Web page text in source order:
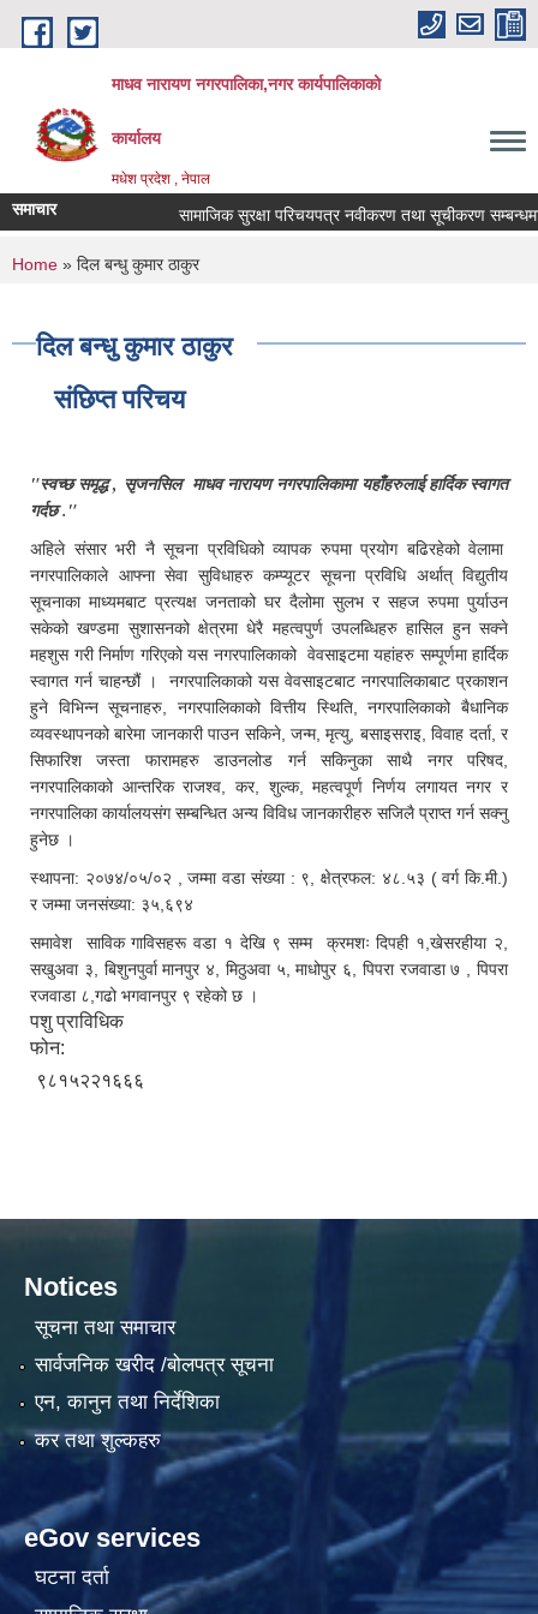
Skip to main content
माधव नारायण नगरपालिका,नगर कार्यपालिकाको
कार्यालय
मधेश प्रदेश , नेपाल
समाचार सामाजिक सुरक्षा परिचयपत्र नवीकरण तथा सूचीकरण सम्बन्धमा
You are here
Home » दिल बन्धु कुमार ठाकुर
दिल बन्धु कुमार ठाकुर
संछिप्त परिचय
"स्वच्छ समृद्ध , सृजनसिल माधव नारायण नगरपालिकामा यहाँहरुलाई हार्दिक स्वागत
गर्दछ ."
अहिले संसार भरी नै सूचना प्रविधिको व्यापक रुपमा प्रयोग बढिरहेको वेलामा
नगरपालिकाले आफ्ना सेवा सुविधाहरु कम्प्यूटर सूचना प्रविधि अर्थात् विद्युतीय
सूचनाका माध्यमबाट प्रत्यक्ष जनताको घर दैलोमा सुलभ र सहज रुपमा पुर्याउन
सकेको खण्डमा सुशासनको क्षेत्रमा धेरै महत्वपुर्ण उपलब्धिहरु हासिल हुन सक्ने
महशुस गरी निर्माण गरिएको यस नगरपालिकाको वेवसाइटमा यहांहरु सम्पूर्णमा हार्दिक
स्वागत गर्न चाहन्छौं । नगरपालिकाको यस वेवसाइटबाट नगरपालिकाबाट प्रकाशन
हुने विभिन्न सूचनाहरु, नगरपालिकाको वित्तीय स्थिति, नगरपालिकाको बैधानिक
व्यवस्थापनको बारेमा जानकारी पाउन सकिने, जन्म, मृत्यु, बसाइसराइ, विवाह दर्ता, र
सिफारिश जस्ता फारामहरु डाउनलोड गर्न सकिनुका साथै नगर परिषद,
नगरपालिकाको आन्तरिक राजश्व, कर, शुल्क, महत्वपूर्ण निर्णय लगायत नगर र
नगरपालिका कार्यालयसंग सम्बन्धित अन्य विविध जानकारीहरु सजिलै प्राप्त गर्न सक्नु
हुनेछ ।
स्थापना: २०७४/०५/०२ , जम्मा वडा संख्या : ९, क्षेत्रफल: ४८.५३ ( वर्ग कि.मी.)
र जम्मा जनसंख्या: ३५,६९४
समावेश साविक गाविसहरू वडा १ देखि ९ सम्म क्रमशः दिपही १,खेसरहीया २,
सखुअवा ३, बिशुनपुर्वा मानपुर ४, मिठुअवा ५, माधोपुर ६, पिपरा रजवाडा ७ , पिपरा
रजवाडा ८,गढो भगवानपुर ९ रहेको छ ।
पशु प्राविधिक
फोन:
९८१५२२१६६६
Notices
सूचना तथा समाचार
सार्वजनिक खरीद /बोलपत्र सूचना
एन, कानुन तथा निर्देशिका
कर तथा शुल्कहरु
eGov services
घटना दर्ता